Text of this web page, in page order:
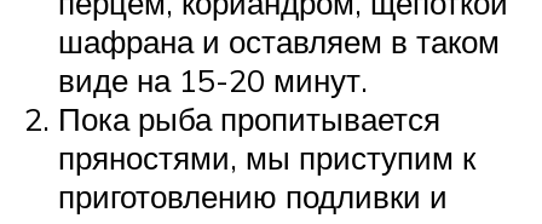
шафрана и оставляем в таком
виде на 15-20 минут.
Пока рыба пропитывается
пряностями, мы приступим к
приготовлению подливки и